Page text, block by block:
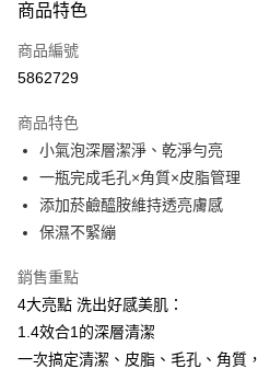
信用卡一次付款
超商取貨付款
Apple Pay
街口支付
悠遊付
Google Pay
AFTEE先享後付
相關說明
【關於「AFTEE先享後付」】
商品特色
商品編號
5862729
商品特色
小氣泡深層潔淨、乾淨勻亮
一瓶完成毛孔×角質×皮脂管理
添加菸鹼醯胺維持透亮膚感
保濕不緊繃
銷售重點
4大亮點 洗出好感美肌：
1.4效合1的深層清潔
一次搞定清潔、皮脂、毛孔、角質